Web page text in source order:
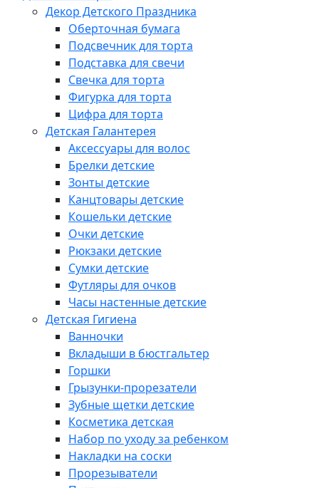
Декор Детского Праздника
Оберточная бумага
Подсвечник для торта
Подставка для свечи
Свечка для торта
Фигурка для торта
Цифра для торта
Детская Галантерея
Аксессуары для волос
Брелки детские
Зонты детские
Канцтовары детские
Кошельки детские
Очки детские
Рюкзаки детские
Сумки детские
Футляры для очков
Часы настенные детские
Детская Гигиена
Ванночки
Вкладыши в бюстгальтер
Горшки
Грызунки-прорезатели
Зубные щетки детские
Косметика детская
Набор по уходу за ребенком
Накладки на соски
Прорезыватели